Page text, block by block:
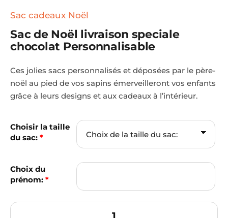
Sac cadeaux Noël
Sac de Noël livraison speciale
chocolat Personnalisable
Ces jolies sacs personnalisés et déposées par le père-
noël au pied de vos sapins émerveilleront vos enfants
grâce à leurs designs et aux cadeaux à l’intérieur.
Choisir la taille
du sac: *
Choix du
prénom: *